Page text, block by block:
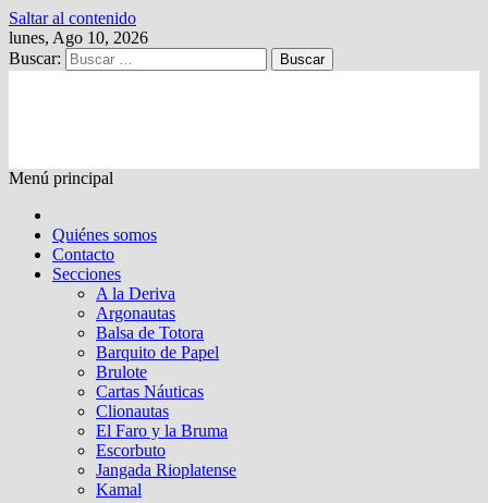
Saltar al contenido
lunes, Ago 10, 2026
Buscar:
Menú principal
Quiénes somos
Contacto
Secciones
A la Deriva
Argonautas
Balsa de Totora
Barquito de Papel
Brulote
Cartas Náuticas
Clionautas
El Faro y la Bruma
Escorbuto
Jangada Rioplatense
Kamal